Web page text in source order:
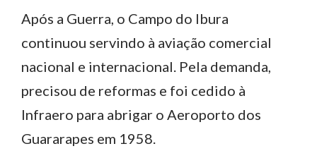
Após a Guerra, o Campo do Ibura
continuou servindo à aviação comercial
nacional e internacional. Pela demanda,
precisou de reformas e foi cedido à
Infraero para abrigar o Aeroporto dos
Guararapes em 1958.